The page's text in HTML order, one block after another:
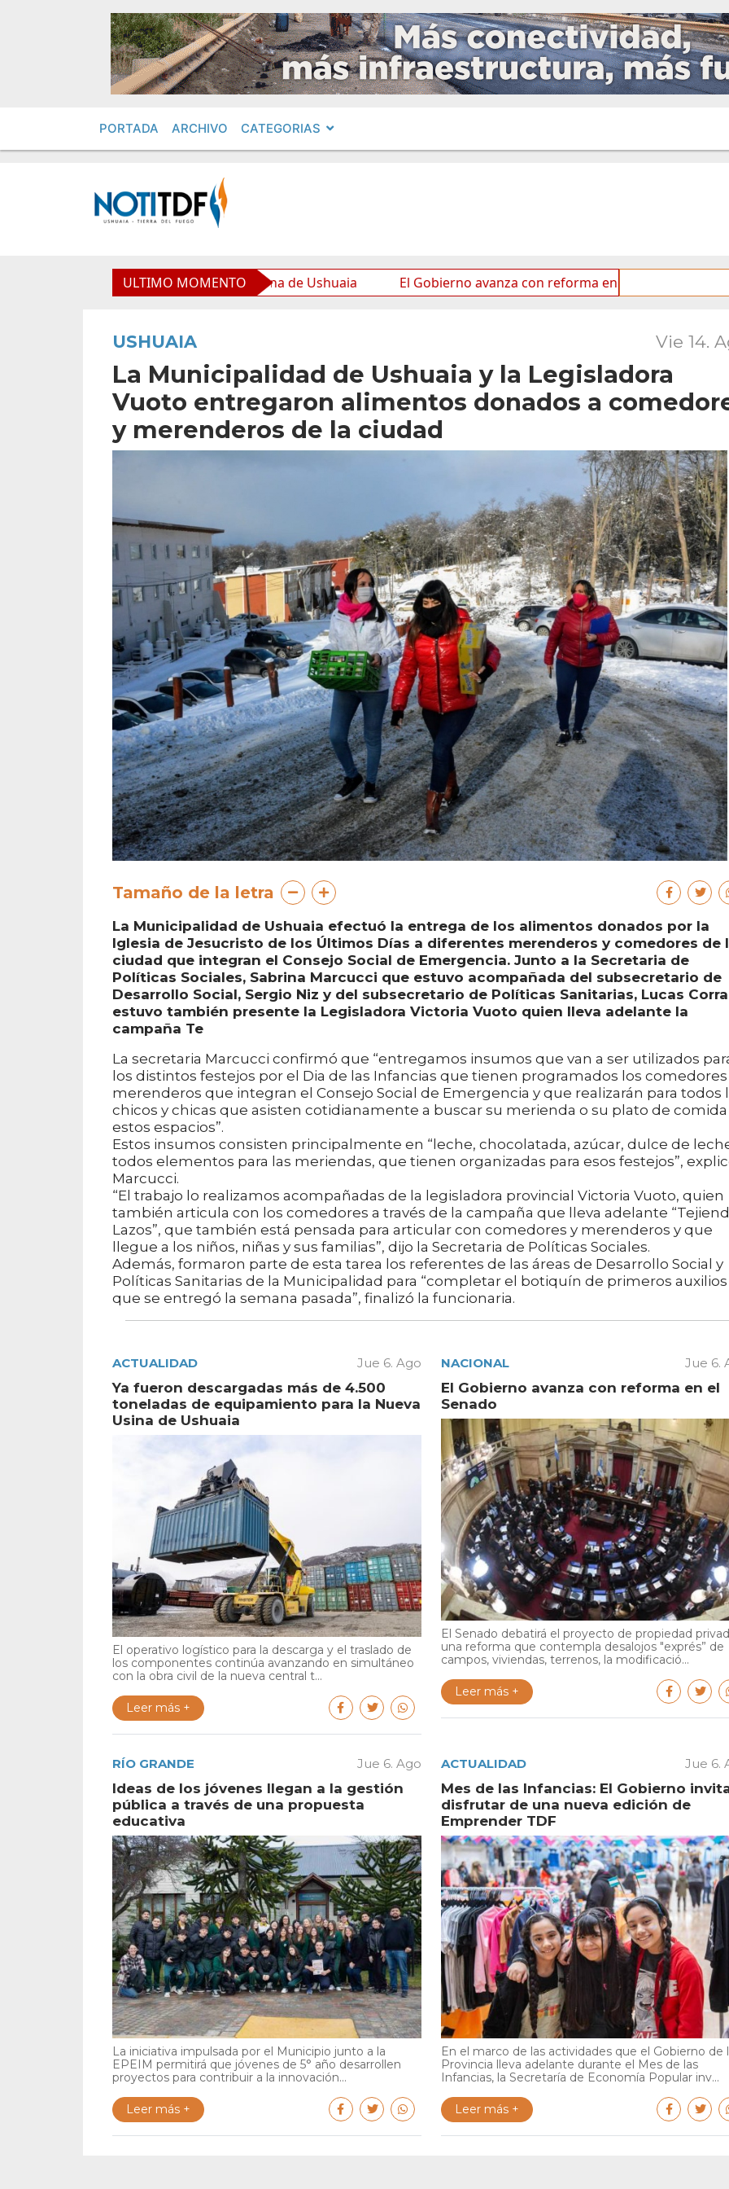
PORTADA ARCHIVO CATEGORIAS
ULTIMO MOMENTO
equipamiento para la Nueva Usina de Ushuaia El Gobierno avanza con reforma en el Senado
USHUAIA Vie 14.
La Municipalidad de Ushuaia y la Legisladora
Vuoto entregaron alimentos donados a
y merenderos de la ciudad
Tamaño de la letra
La Municipalidad de Ushuaia efectuó la entrega de los alimentos donados por la
Iglesia de Jesucristo de los Últimos Días a diferentes merenderos y comedores de
ciudad que integran el Consejo Social de Emergencia. Junto a la Secretaria de
Políticas Sociales, Sabrina Marcucci que estuvo acompañada del subsecretario de
Desarrollo Social, Sergio Niz y del subsecretario de Políticas Sanitarias, Lucas
estuvo también presente la Legisladora Victoria Vuoto quien lleva adelante la
campaña Te
La secretaria Marcucci confirmó que “entregamos insumos que van a ser utilizados
los distintos festejos por el Dia de las Infancias que tienen programados los comedores
merenderos que integran el Consejo Social de Emergencia y que realizarán para todos
chicos y chicas que asisten cotidianamente a buscar su merienda o su plato de comida
estos espacios”.
Estos insumos consisten principalmente en “leche, chocolatada, azúcar, dulce de
todos elementos para las meriendas, que tienen organizadas para esos festejos”,
Marcucci.
“El trabajo lo realizamos acompañadas de la legisladora provincial Victoria Vuoto, quien
también articula con los comedores a través de la campaña que lleva adelante
Lazos”, que también está pensada para articular con comedores y merenderos y que
llegue a los niños, niñas y sus familias”, dijo la Secretaria de Políticas Sociales.
Además, formaron parte de esta tarea los referentes de las áreas de Desarrollo Social y
Políticas Sanitarias de la Municipalidad para “completar el botiquín de primeros auxilios
que se entregó la semana pasada”, finalizó la funcionaria.
ACTUALIDAD Jue 6. Ago
Ya fueron descargadas más de 4.500
toneladas de equipamiento para la Nueva
Usina de Ushuaia
El operativo logístico para la descarga y el traslado de
los componentes continúa avanzando en simultáneo
con la obra civil de la nueva central t...
Leer más +
NACIONAL Jue 6.
El Gobierno avanza con reforma en el
Senado
El Senado debatirá el proyecto de propiedad
una reforma que contempla desalojos "exprés” de
campos, viviendas, terrenos, la modificació...
Leer más +
RÍO GRANDE Jue 6. Ago
Ideas de los jóvenes llegan a la gestión
pública a través de una propuesta
educativa
La iniciativa impulsada por el Municipio junto a la
EPEIM permitirá que jóvenes de 5° año desarrollen
proyectos para contribuir a la innovación...
Leer más +
ACTUALIDAD Jue 6.
Mes de las Infancias: El Gobierno
disfrutar de una nueva edición de
Emprender TDF
En el marco de las actividades que el Gobierno de
Provincia lleva adelante durante el Mes de las
Infancias, la Secretaría de Economía Popular inv...
Leer más +